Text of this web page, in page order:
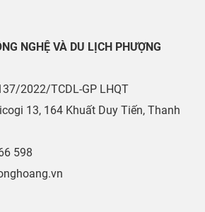
NGHỆ VÀ DU LỊCH PHƯỢNG
2022/TCDL-GP LHQT
13, 164 Khuất Duy Tiến, Thanh
598